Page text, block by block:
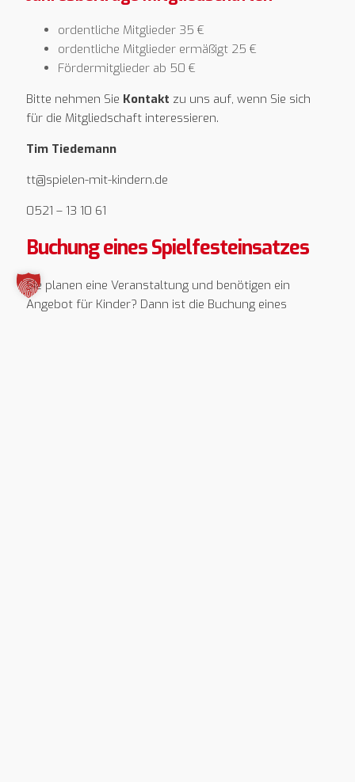
ordentliche Mitglieder 35 €
ordentliche Mitglieder ermäßigt 25 €
Fördermitglieder ab 50 €
Bitte nehmen Sie Kontakt zu uns auf, wenn Sie sich
für die Mitgliedschaft interessieren.
Tim Tiedemann
tt@spielen-mit-kindern.de
0521 – 13 10 61
Buchung eines Spielfesteinsatzes
Sie planen eine Veranstaltung und benötigen ein
Angebot für Kinder? Dann ist die Buchung eines